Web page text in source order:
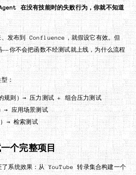
在没有技能时的失败行为，你就不知道
、发布到 Confluence，就假设它有效。但
你不会把函数不经测试就上线，为什么流程
：
规则）→ 压力测试 + 组合压力测试
→ 应用场景测试
→ 检索测试
个完整项目
系统效果：从 YouTube 转录集合构建一个